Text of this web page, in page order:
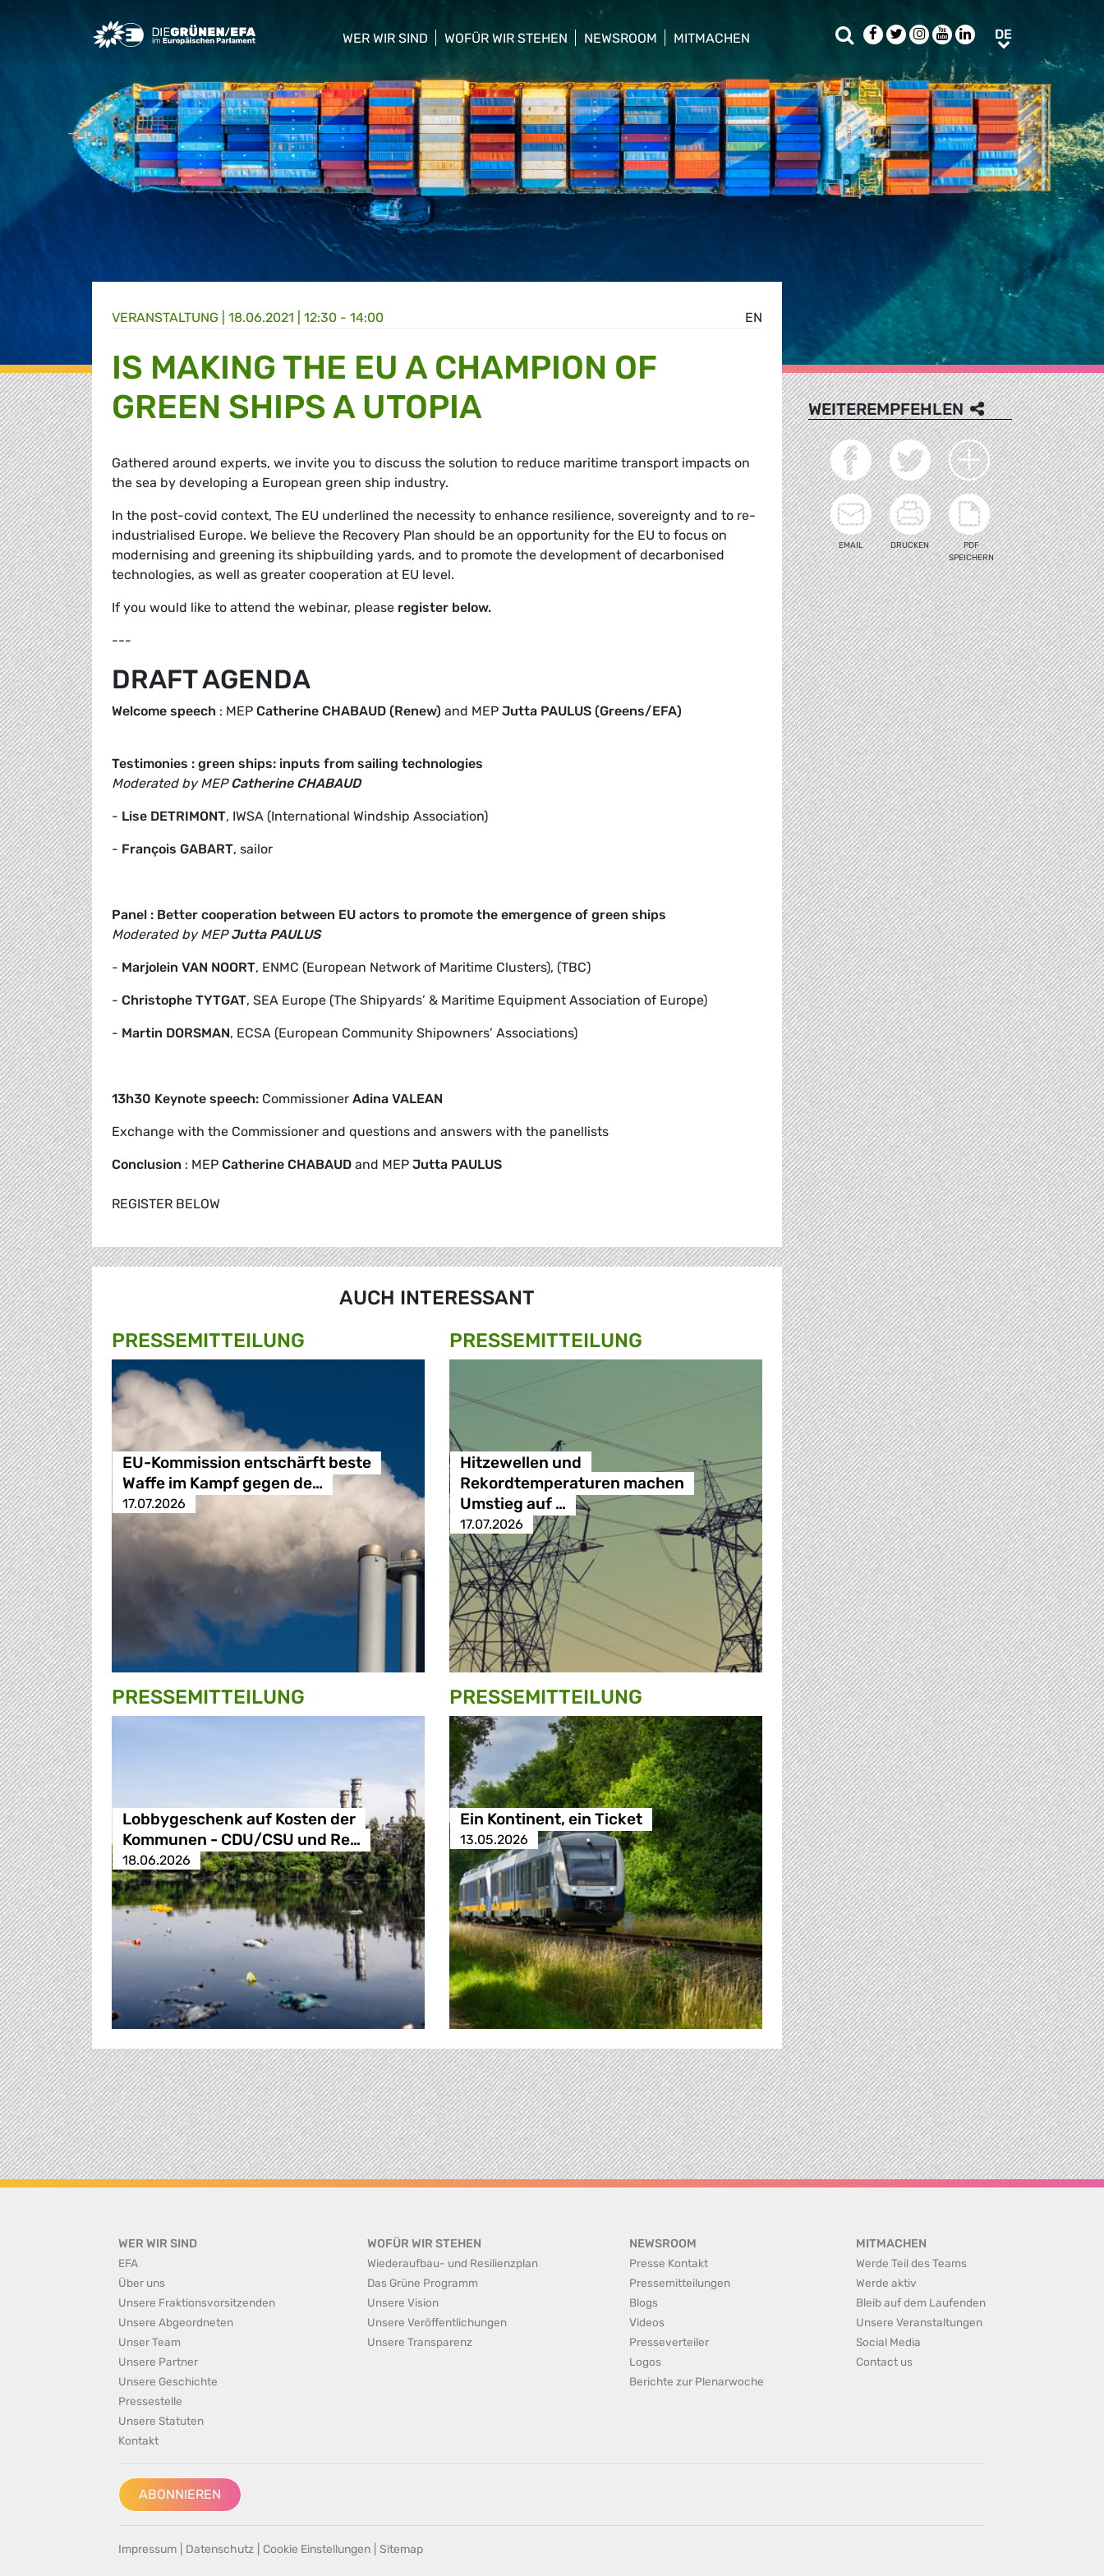
Greens/EFA Home
WER WIR SIND
show/hide sub menu
WOFÜR WIR STEHEN
show/hide sub menu
NEWSROOM
MITMACHEN
SucheFacebook
TwitterInstagram
YoutubeLinkedIn
DEDE
EN
VERANSTALTUNG 18.06.2021 | 12:30 - 14:00
IS MAKING THE EU A CHAMPION OF
GREEN SHIPS A UTOPIA
Gathered around experts, we invite you to discuss the solution to reduce maritime transport impacts on
the sea by developing a European green ship industry.
In the post-covid context, The EU underlined the necessity to enhance resilience, sovereignty and to re-
industrialised Europe. We believe the Recovery Plan should be an opportunity for the EU to focus on
modernising and greening its shipbuilding yards, and to promote the development of decarbonised
technologies, as well as greater cooperation at EU level.
If you would like to attend the webinar, please register below.
---
DRAFT AGENDA
Welcome speech : MEP Catherine CHABAUD (Renew) and MEP Jutta PAULUS (Greens/EFA)
Testimonies : green ships: inputs from sailing technologies
Moderated by MEPCatherine CHABAUD
- Lise DETRIMONT, IWSA (International Windship Association)
- François GABART, sailor
Panel : Better cooperation between EU actors to promote the emergence of green ships
Moderated by MEPJutta PAULUS
- Marjolein VAN NOORT, ENMC (European Network of Maritime Clusters), (TBC)
- Christophe TYTGAT, SEA Europe (The Shipyards’ & Maritime Equipment Association of Europe)
- Martin DORSMAN, ECSA (European Community Shipowners’ Associations)
13h30 Keynote speech: Commissioner Adina VALEAN
Exchange with the Commissioner and questions and answers with the panellists
Conclusion : MEP Catherine CHABAUD and MEP Jutta PAULUS
REGISTER BELOW
AUCH INTERESSANT
PRESSE­MITTEILUNG
EU-Kommission entschärft beste
Waffe im Kampf gegen de…
17.07.2026
PRESSE­MITTEILUNG
Hitzewellen und
Rekordtemperaturen machen
Umstieg auf …
17.07.2026
PRESSE­MITTEILUNG
Lobbygeschenk auf Kosten der
Kommunen - CDU/CSU und Re…
18.06.2026
PRESSE­MITTEILUNG
Ein Kontinent, ein Ticket
13.05.2026
WEITEREMPFEHLEN
EMAIL DRUCKEN
PDF
SPEICHERN
WER WIR SIND
EFA
Über uns
Unsere Fraktionsvorsitzenden
Unsere Abgeordneten
Unser Team
Unsere Partner
Unsere Geschichte
Pressestelle
Unsere Statuten
Kontakt
WOFÜR WIR STEHEN
Wiederaufbau- und Resilienzplan
Das Grüne Programm
Unsere Vision
Unsere Veröffentlichungen
Unsere Transparenz
NEWSROOM
Presse Kontakt
Pressemitteilungen
Blogs
Videos
Presseverteiler
Logos
Berichte zur Plenarwoche
MITMACHEN
Werde Teil des Teams
Werde aktiv
Bleib auf dem Laufenden
Unsere Veranstaltungen
Social Media
Contact us
ABONNIEREN
Impressum Datenschutz Cookie Einstellungen Sitemap